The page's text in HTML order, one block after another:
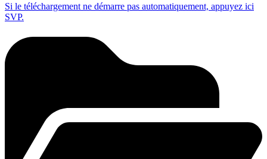
Si le téléchargement ne démarre pas automatiquement, appuyez ici
SVP.